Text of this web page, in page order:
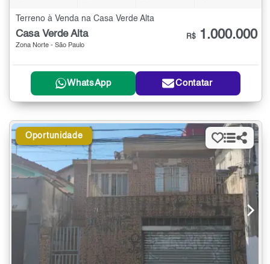
Terreno à Venda na Casa Verde Alta
Casa Verde Alta
Zona Norte - São Paulo
R$ 1.000.000
WhatsApp Contatar
Oportunidade